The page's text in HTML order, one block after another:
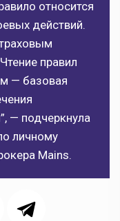
относится
действий.
правил
— базовая
— подчеркнула
личному
Mains.